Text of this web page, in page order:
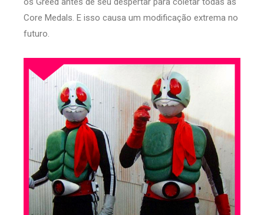
Core Medals. E isso causa um modificação extrema no
futuro.